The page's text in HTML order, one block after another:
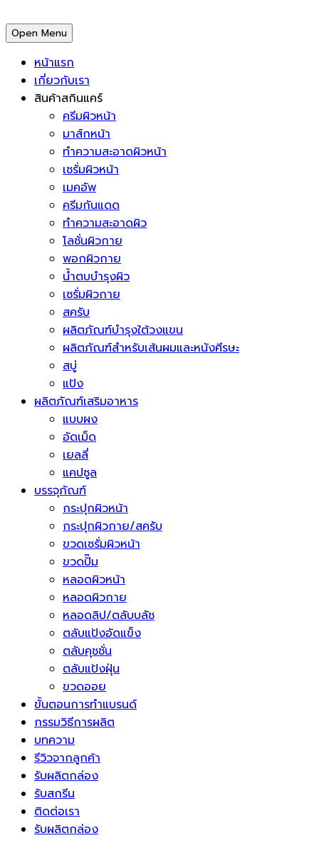
Open Menu
หน้าแรก
เกี่ยวกับเรา
สินค้าสกินแคร์
ครีมผิวหน้า
มาส์กหน้า
ทำความสะอาดผิวหน้า
เซรั่มผิวหน้า
เมคอัพ
ครีมกันแดด
ทำความสะอาดผิว
โลชั่นผิวกาย
พอกผิวกาย
น้ำตบบำรุงผิว
เซรั่มผิวกาย
สครับ
ผลิตภัณฑ์บำรุงใต้วงแขน
ผลิตภัณฑ์สำหรับเส้นผมและหนังศีรษะ
สบู่
แป้ง
ผลิตภัณฑ์เสริมอาหาร
แบบผง
อัดเม็ด
เยลลี่
แคปซูล
บรรจุภัณฑ์
กระปุกผิวหน้า
กระปุกผิวกาย/สครับ
ขวดเซรั่มผิวหน้า
ขวดปั๊ม
หลอดผิวหน้า
หลอดผิวกาย
หลอดลิป/ตลับบลัช
ตลับแป้งอัดแข็ง
ตลับคุชชั่น
ตลับแป้งฝุ่น
ขวดออย
ขั้นตอนการทำแบรนด์
กรรมวิธีการผลิต
บทความ
รีวิวจากลูกค้า
รับผลิตกล่อง
รับสกรีน
ติดต่อเรา
รับผลิตกล่อง